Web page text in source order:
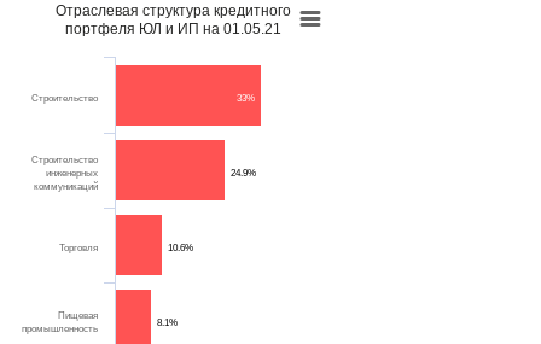
Отраслевая структура кредитного
портфеля ЮЛ и ИП на 01.05.21
33%
24.9%
10.6%
8.1%
Строительство
Строительство
инженерных
коммуникаций
Торговля
Пищевая
промышленность